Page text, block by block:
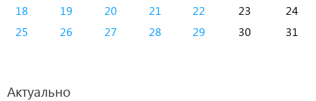
18
19 20 21 22 23
24
25
26 27 28 29 30 31
Актуально